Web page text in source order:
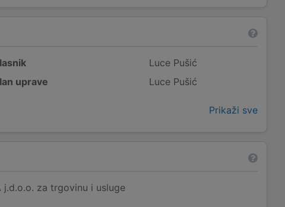
Luce Pušić
uprave
Luce Pušić
Prikaži sve
j.d.o.o. za trgovinu i usluge